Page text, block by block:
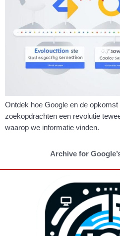
Ontdek hoe Google en de
zoekopdrachten een revolutie
waarop we informatie vinden.
Archive for